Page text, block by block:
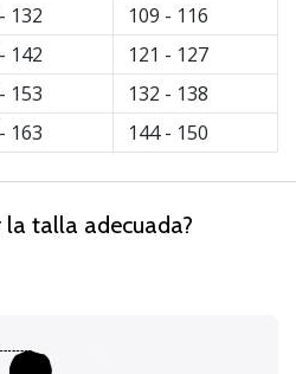
132
142
153
163
109 - 116
121 - 127
132 - 138
144 - 150
la talla adecuada?